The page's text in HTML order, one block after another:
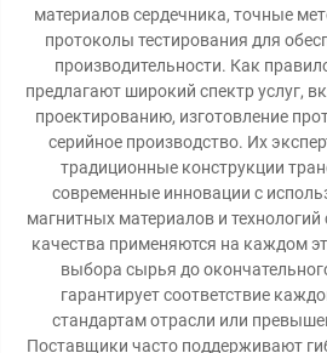
материалов сердечника, точные
протоколы тестирования для
производительности. Как
предлагают широкий спектр услуг,
проектированию, изготовление
серийное производство. Их
традиционные конструкции
современные инновации с
магнитных материалов и
качества применяются на каждом
выбора сырья до
гарантирует соответствие
стандартам отрасли или
Поставщики часто поддерживают